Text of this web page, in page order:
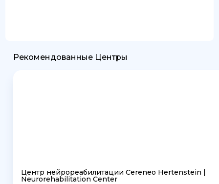
Рекомендованные Центры
Центр нейрореабилитации Cereneo Hertenstein |
Neurorehabilitation Center